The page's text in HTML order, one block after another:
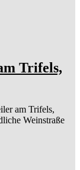
Trifels,
am Trifels,
Weinstraße